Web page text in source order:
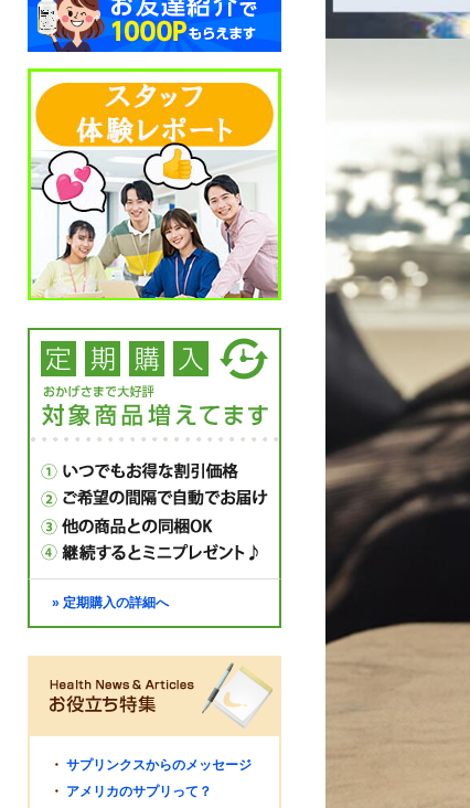
» 定期購入の詳細へ
・ サプリンクスからのメッセージ
・ アメリカのサプリって？